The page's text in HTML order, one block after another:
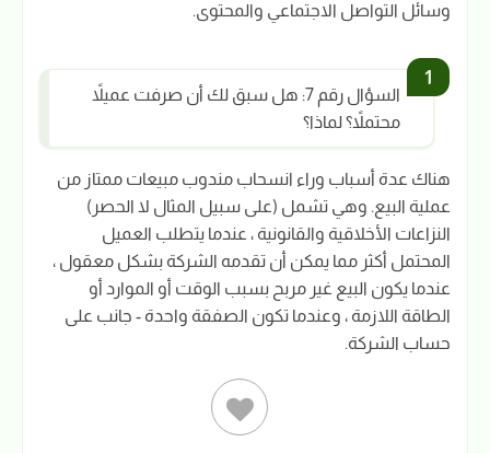
وسائل التواصل الاجتماعي والمحتوى.
السؤال رقم 7: هل سبق لك أن صرفت عميلاً
محتملاً؟ لماذا؟
هناك عدة أسباب وراء انسحاب مندوب مبيعات ممتاز من
عملية البيع. وهي تشمل (على سبيل المثال لا الحصر)
النزاعات الأخلاقية والقانونية ، عندما يتطلب العميل
المحتمل أكثر مما يمكن أن تقدمه الشركة بشكل معقول ،
عندما يكون البيع غير مربح بسبب الوقت أو الموارد أو
الطاقة اللازمة ، وعندما تكون الصفقة واحدة - جانب على
حساب الشركة.